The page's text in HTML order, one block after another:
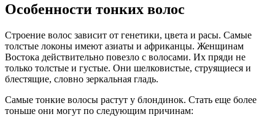
Особенности тонких волос
Строение волос зависит от генетики, цвета и расы. Самые
толстые локоны имеют азиаты и африканцы. Женщинам
Востока действительно повезло с волосами. Их пряди не
только толстые и густые. Они шелковистые, струящиеся и
блестящие, словно зеркальная гладь.
Самые тонкие волосы растут у блондинок. Стать еще более
тоньше они могут по следующим причинам: